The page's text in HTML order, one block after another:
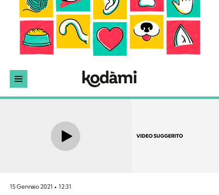
VIDEO SUGGERITO
15 Gennaio 2021 12:31